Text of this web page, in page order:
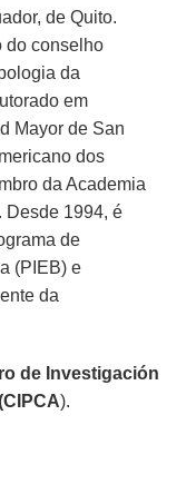
de Quito.
do conselho
da
em
Mayor de San
dos
da Academia
Desde 1994, é
de
(PIEB) e
da
de Investigación
).